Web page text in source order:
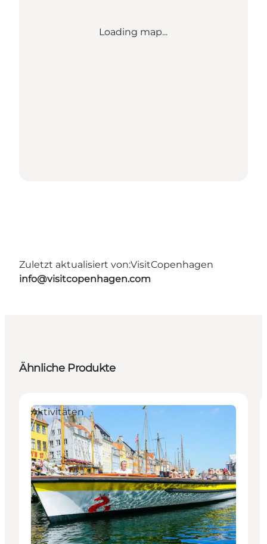
Loading map...
Zuletzt aktualisiert von:VisitCopenhagen
info@visitcopenhagen.com
Ähnliche Produkte
Aktivitäten